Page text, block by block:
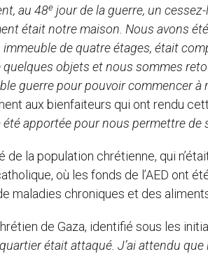
au 48e jour de la guerre, un
était notre maison. Nous avons
immeuble de quatre étages, était
objets et nous sommes
guerre pour pouvoir commencer à
aux bienfaiteurs qui ont rendu
été apportée pour nous permettre de
de la population chrétienne, qui
où les fonds de l’AED ont
maladies chroniques et des
de Gaza, identifié sous les
était attaqué. J’ai attendu